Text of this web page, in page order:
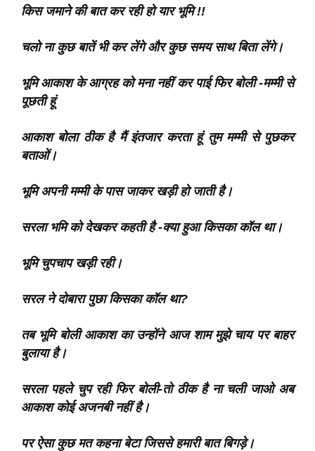
किस जमाने की बात कर रही हो यार भूमि !!
चलो ना कुछ बातें भी कर लेंगे और कुछ समय साथ बिता लेंगे।
भूमि आकाश के आग्रह को मना नहीं कर पाई फिर बोली -मम्मी से
पूछती हूं
आकाश बोला ठीक है मैं इंतजार करता हूं तुम मम्मी से पुछकर
बताओं।
भूमि अपनी मम्मी के पास जाकर खड़ी हो जाती है।
सरला भमि को देखकर कहती है -क्या हुआ किसका कॉल था।
भूमि चुपचाप खड़ी रही।
सरल ने दोबारा पुछा किसका कॉल था?
तब भूमि बोली आकाश का उन्होंने आज शाम मुझे चाय पर बाहर
बुलाया है।
सरला पहले चुप रही फिर बोली-तो ठीक है ना चली जाओ अब
आकाश कोई अजनबी नहीं है।
पर ऐसा कुछ मत कहना बेटा जिससे हमारी बात बिगड़े।